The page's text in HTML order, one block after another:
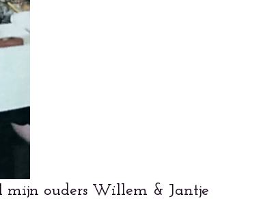
mijn ouders Willem & Jantje